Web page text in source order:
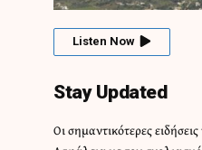
Listen Now
Stay Updated
Οι σημαντικότερες